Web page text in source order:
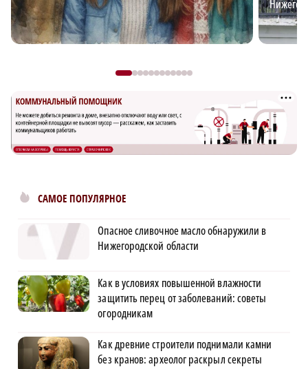
САМОЕ ПОПУЛЯРНОЕ
Опасное сливочное масло обнаружили в
Нижегородской области
Как в условиях повышенной влажности
защитить перец от заболеваний: советы
огородникам
Как древние строители поднимали камни
без кранов: археолог раскрыл секреты